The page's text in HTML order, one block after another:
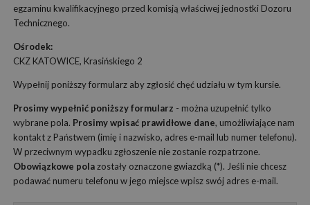
egzaminu kwalifikacyjnego przed komisją właściwej jednostki Dozoru
Technicznego.
Ośrodek:
CKZ KATOWICE, Krasińskiego 2
Wypełnij poniższy formularz aby zgłosić chęć udziału w tym kursie.
Prosimy wypełnić poniższy formularz - można uzupełnić tylko
wybrane pola. Prosimy wpisać prawidłowe dane, umożliwiające nam
kontakt z Państwem (imię i nazwisko, adres e-mail lub numer telefonu).
W przeciwnym wypadku zgłoszenie nie zostanie rozpatrzone.
Obowiązkowe polazostały oznaczone gwiazdką (*). Jeśli nie chcesz
podawać numeru telefonu w jego miejsce wpisz swój adres e-mail.